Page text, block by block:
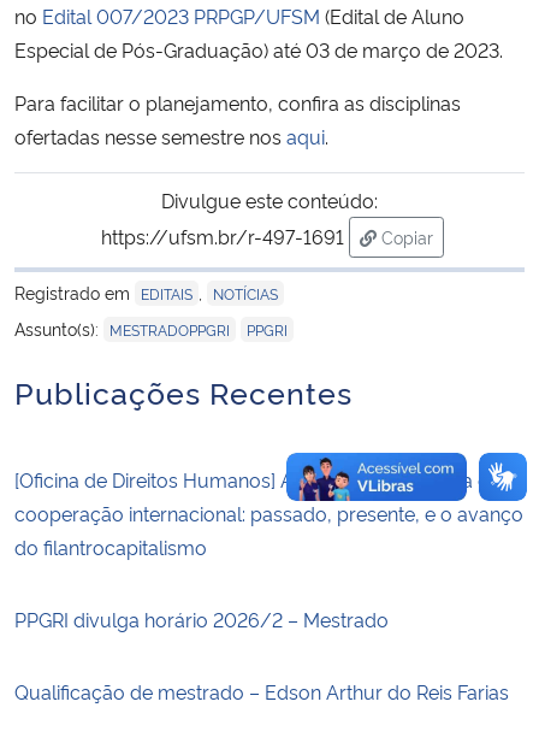
Secretaria-Geral
Secretaria de Governo
Banco Central do Brasil
no Edital 007/2023 PRPGP/UFSM (Edital de Aluno
Especial de Pós-Graduação) até 03 de março de 2023.
Para facilitar o planejamento, confira as disciplinas
ofertadas nesse semestre nos aqui.
Divulgue este conteúdo:
https://ufsm.br/r-497-1691
Copiar
para área de
Registrado em
EDITAIS NOTÍCIAS
Assunto(s): MESTRADOPPGRI PPGRI
Publicações Recentes
[Oficina de Direitos Humanos] Agendas de pesquisa em
cooperação internacional: passado, presente, e o avanço
do filantrocapitalismo
PPGRI divulga horário 2026/2 – Mestrado
Qualificação de mestrado – Edson Arthur do Reis Farias